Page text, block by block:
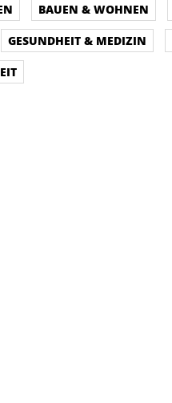
BAUEN & WOHNEN
GESUNDHEIT & MEDIZIN